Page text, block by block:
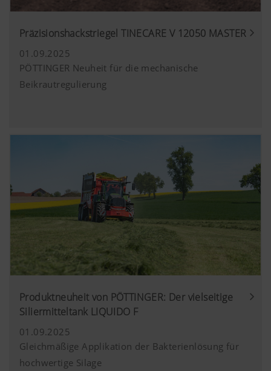
Präzisionshackstriegel TINECARE V 12050 MASTER
01.09.2025
PÖTTINGER Neuheit für die mechanische
Beikrautregulierung
Produktneuheit von PÖTTINGER: Der vielseitige
Siliermitteltank LIQUIDO F
01.09.2025
Gleichmäßige Applikation der Bakterienlösung für
hochwertige Silage